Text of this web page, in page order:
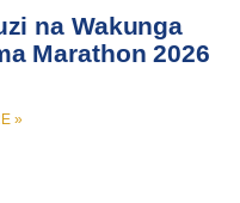
na Wakunga
Marathon 2026
»